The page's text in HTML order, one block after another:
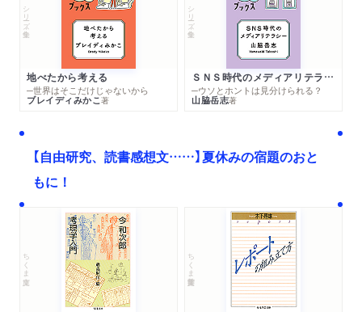
シリーズ・全集
地べたから考える
─世界はそこだけじゃないから
ブレイディみかこ著
シリーズ・全集
ＳＮＳ時代のメディアリテラシー
─ウソとホントは見分けられる？
山脇岳志著
【自由研究、読書感想文……】夏休みの宿題のおと
もに！
ちくま文庫 ちくま学芸文庫